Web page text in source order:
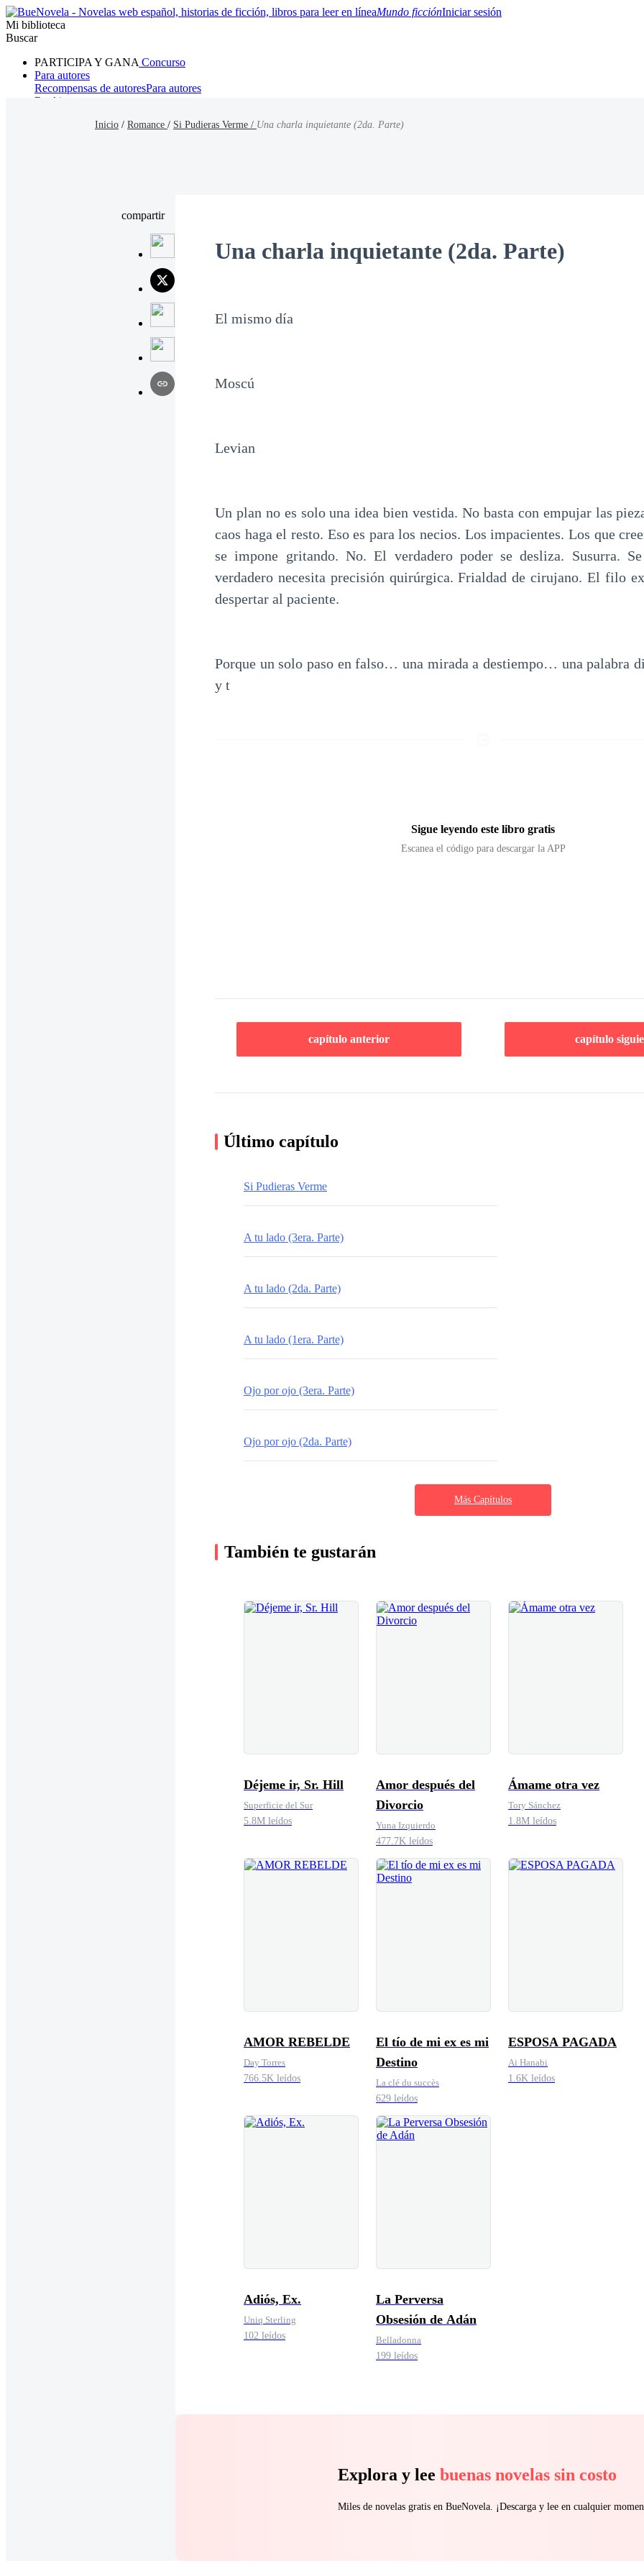
Mundo ficciónIniciar sesión
Mi biblioteca
Buscar
PARTICIPA Y GANA Concurso
Para autores
Recompensas de autoresPara autores
Ranking
Inicio / Romance / Si Pudieras Verme / Una charla inquietante (2da. Parte)
compartir
Una charla inquietante (2da. Parte)
El mismo día
Moscú
Levian
Un plan no es solo una idea bien vestida. No basta con empujar las
caos haga el resto. Eso es para los necios. Los impacientes. Los que
se impone gritando. No. El verdadero poder se desliza. Susurra.
verdadero necesita precisión quirúrgica. Frialdad de cirujano. El filo
despertar al paciente.
Porque un solo paso en falso… una mirada a destiempo… una palabra
y t
Sigue leyendo este libro gratis
Escanea el código para descargar la APP
capítulo anterior capítulo
Último capítulo
Si Pudieras Verme
A tu lado (3era. Parte)
A tu lado (2da. Parte)
A tu lado (1era. Parte)
Ojo por ojo (3era. Parte)
Ojo por ojo (2da. Parte)
Más Capítulos
También te gustarán
Déjeme ir, Sr. Hill
Superficie del Sur
5.8M leídos
Amor después del
Divorcio
Yuna Izquierdo
477.7K leídos
Ámame otra vez
Tory Sánchez
1.8M leídos
AMOR REBELDE
Day Torres
766.5K leídos
El tío de mi ex es mi
Destino
La clé du succès
629 leídos
ESPOSA PAGADA
Ai Hanabi
1.6K leídos
Adiós, Ex.
Uniq Sterling
102 leídos
La Perversa
Obsesión de Adán
Belladonna
199 leídos
Explora y lee buenas novelas sin costo
Miles de novelas gratis en BueNovela. ¡Descarga y lee en cualquier